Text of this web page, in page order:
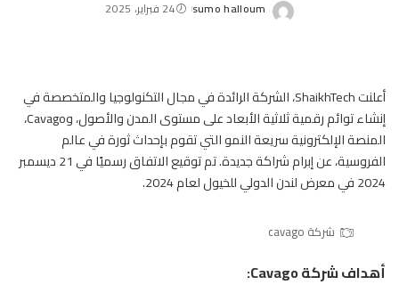
Posted
sumo halloum 24 فبراير، 2025
أعلنت ShaikhTech، الشركة الرائدة في مجال التكنولوجيا والمتخصصة في
إنشاء توائم رقمية ثلاثية الأبعاد على مستوى المدن والأصول، وCavago،
المنصة الإلكترونية سريعة النمو التي تقوم بإحداث ثورة في عالم
الفروسية
، عن إبرام شراكة جديدة. تم توقيع الاتفاق رسميًا في 21 ديسمبر
2024 في معرض لندن الدولي للخيول لعام 2024.
شركة cavago
أهداف شركة Cavago: